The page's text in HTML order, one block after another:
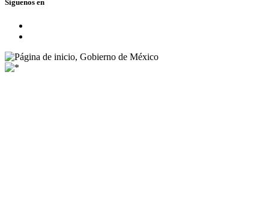
Síguenos en